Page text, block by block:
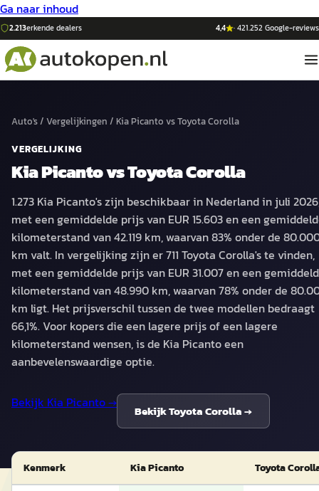
Ga naar inhoud
2.213erkende dealers 4,4 ·421.252Google-reviews
Auto's/ Vergelijkingen / Kia Picanto vsToyota Corolla
VERGELIJKING
Kia PicantovsToyota Corolla
1.273 Kia Picanto's zijn beschikbaar in Nederland in juli
met een gemiddelde prijs van EUR 15.603 en een
kilometerstand van 42.119 km, waarvan 83% onder de
km valt. In vergelijking zijn er 711 Toyota Corolla's te vinden,
met een gemiddelde prijs van EUR 31.007 en een
kilometerstand van 48.990 km, waarvan 78% onder de
km ligt. Het prijsverschil tussen de twee modellen bedraagt
66,1%. Voor kopers die een lagere prijs of een lagere
kilometerstand wensen, is de Kia Picanto een
aanbevelenswaardige optie.
Bekijk Kia Picanto→
BekijkToyota Corolla→
Kenmerk Kia Picanto Toyota